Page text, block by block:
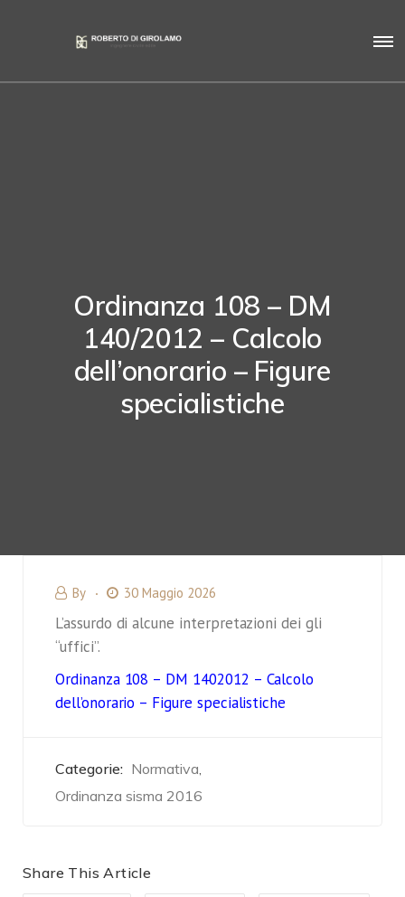
Ordinanza 108 – DM
140/2012 – Calcolo
dell’onorario – Figure
specialistiche
By 30 Maggio 2026
L’assurdo di alcune interpretazioni dei gli
“uffici”.
Ordinanza 108 – DM 1402012 – Calcolo
dell’onorario – Figure specialistiche
Categorie: Normativa,
Ordinanza sisma 2016
Share This Article